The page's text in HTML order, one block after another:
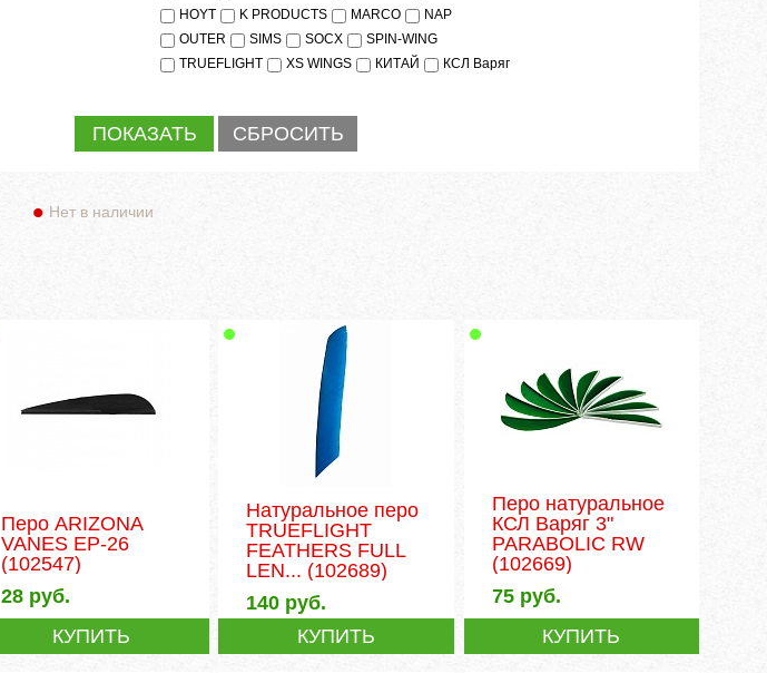
HOYT
K PRODUCTS MARCO
NAP
OUTER
SIMS SOCX
SPIN-WING
TRUEFLIGHT
XS WINGS КИТАЙ КСЛ Варяг
Нет в наличии
Перо ARIZONA
VANES EP-26
(102547)
28 руб.
КУПИТЬ
Натуральное перо
TRUEFLIGHT
FEATHERS FULL
LEN... (102689)
140 руб.
КУПИТЬ
Перо натуральное
КСЛ Варяг 3"
PARABOLIC RW
(102669)
75руб.
КУПИТЬ